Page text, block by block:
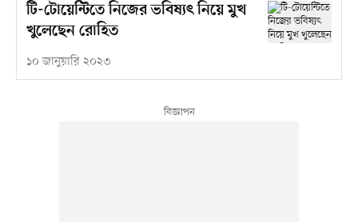
টি-টোয়েন্টিতে নিজের ভবিষ্যৎ নিয়ে মুখ
খুলেছেন রোহিত
১০ জানুয়ারি ২০২৩